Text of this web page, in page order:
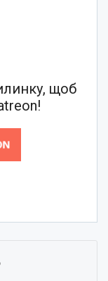
щоб